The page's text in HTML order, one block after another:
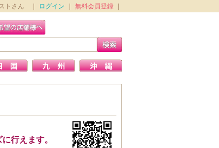
トさん ｜ ログイン 無料会員登録
行えます。